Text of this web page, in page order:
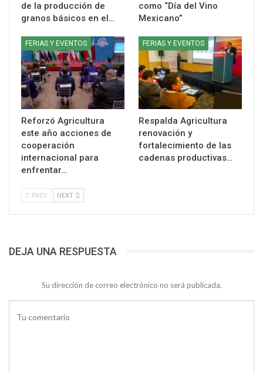
de la producción de
granos básicos en el…
como “Día del Vino
Mexicano”
FERIAS Y EVENTOS
Reforzó Agricultura
este año acciones de
cooperación
internacional para
enfrentar…
FERIAS Y EVENTOS
Respalda Agricultura
renovación y
fortalecimiento de las
cadenas productivas…
PREV NEXT
DEJA UNA RESPUESTA
Su dirección de correo electrónico no será publicada.